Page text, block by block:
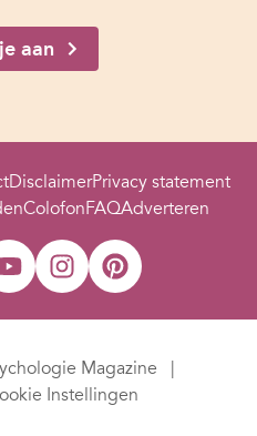
aan
DisclaimerPrivacy statement
ColofonFAQAdverteren
Magazine
Instellingen